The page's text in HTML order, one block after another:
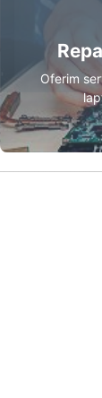
Oferim